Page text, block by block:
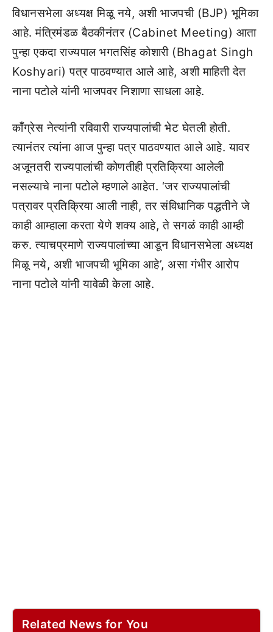
विधानसभेला अध्यक्ष मिळू नये, अशी भाजपची (BJP) भूमिका
आहे. मंत्रिमंडळ बैठकीनंतर (Cabinet Meeting) आता
पुन्हा एकदा राज्यपाल भगतसिंह कोशारी (Bhagat Singh
Koshyari) पत्र पाठवण्यात आले आहे, अशी माहिती देत
नाना पटोले यांनी भाजपवर निशाणा साधला आहे.
काँग्रेस नेत्यांनी रविवारी राज्यपालांची भेट घेतली होती.
त्यानंतर त्यांना आज पुन्हा पत्र पाठवण्यात आले आहे. यावर
अजूनतरी राज्यपालांची कोणतीही प्रतिक्रिया आलेली
नसल्याचे नाना पटोले म्हणाले आहेत. ‘जर राज्यपालांची
पत्रावर प्रतिक्रिया आली नाही, तर संविधानिक पद्धतीने जे
काही आम्हाला करता येणे शक्य आहे, ते सगळं काही आम्ही
करु. त्याचप्रमाणे राज्यपालांच्या आडून विधानसभेला अध्यक्ष
मिळू नये, अशी भाजपची भूमिका आहे’, असा गंभीर आरोप
नाना पटोले यांनी यावेळी केला आहे.
Related News for You